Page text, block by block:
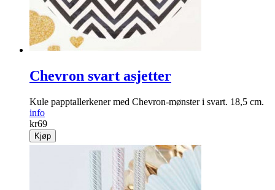
Chevron svart asjetter
Kule papptallerkener med Chevron-mønster i svart. 18,5 cm.
info
kr69
Kjøp